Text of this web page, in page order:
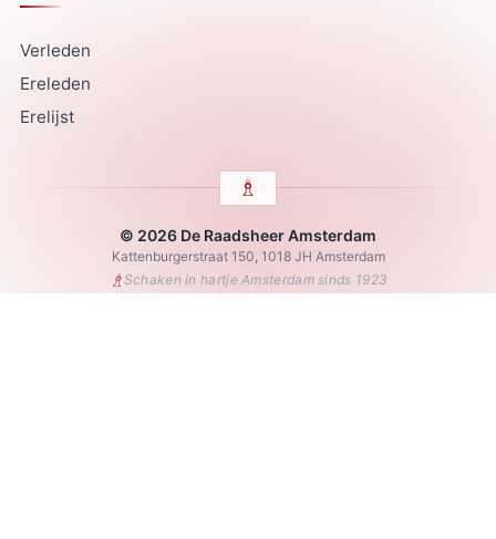
Verleden
Ereleden
Erelijst
© 2026 De Raadsheer Amsterdam
Kattenburgerstraat 150, 1018 JH Amsterdam
♗Schaken in hartje Amsterdam sinds 1923